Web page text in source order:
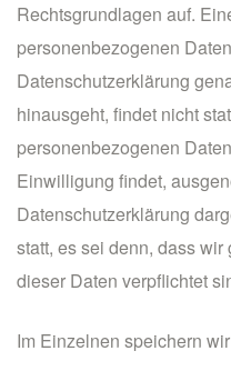
Rechtsgrundlagen auf.
personenbezogenen
Datenschutzerklärung
hinausgeht, findet nicht
personenbezogenen
Einwilligung findet,
Datenschutzerklärung
statt, es sei denn, dass
dieser Daten verpflichtet
Im Einzelnen speichern